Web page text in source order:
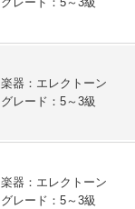
楽器：エレクトーン
グレード：5～3級
楽器：エレクトーン
グレード：5～3級